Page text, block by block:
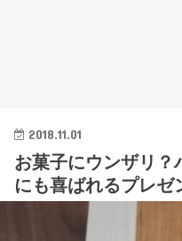
2018.11.01
お菓子にウンザリ？
にも喜ばれるプレゼ